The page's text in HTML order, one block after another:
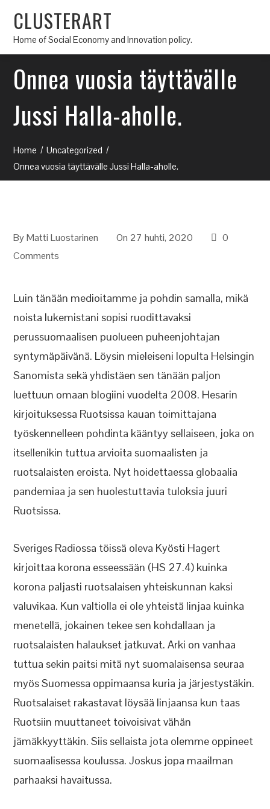
CLUSTERART
Home of Social Economy and Innovation policy.
Onnea vuosia täyttävälle
Jussi Halla-aholle.
Home
Uncategorized
Onnea vuosia täyttävälle Jussi Halla-aholle.
ByMatti Luostarinen On 27 huhti, 2020
0
Comments
Luin tänään medioitamme ja pohdin samalla, mikä
noista lukemistani sopisi ruodittavaksi
perussuomaalisen puolueen puheenjohtajan
syntymäpäivänä. Löysin mieleiseni lopulta Helsingin
Sanomista sekä yhdistäen sen tänään paljon
luettuun omaan blogiini vuodelta 2008. Hesarin
kirjoituksessa Ruotsissa kauan toimittajana
työskennelleen pohdinta kääntyy sellaiseen, joka on
itsellenikin tuttua arvioita suomaalisten ja
ruotsalaisten eroista. Nyt hoidettaessa globaalia
pandemiaa ja sen huolestuttavia tuloksia juuri
Ruotsissa.
Sveriges Radiossa töissä oleva Kyösti Hagert
kirjoittaa korona esseessään (HS 27.4) kuinka
korona paljasti ruotsalaisen yhteiskunnan kaksi
valuvikaa. Kun valtiolla ei ole yhteistä linjaa kuinka
menetellä, jokainen tekee sen kohdallaan ja
ruotsalaisten halaukset jatkuvat. Arki on vanhaa
tuttua sekin paitsi mitä nyt suomalaisensa seuraa
myös Suomessa oppimaansa kuria ja järjestystäkin.
Ruotsalaiset rakastavat löysää linjaansa kun taas
Ruotsiin muuttaneet toivoisivat vähän
jämäkkyyttäkin. Siis sellaista jota olemme oppineet
suomaalisessa koulussa. Joskus jopa maailman
parhaaksi havaitussa.